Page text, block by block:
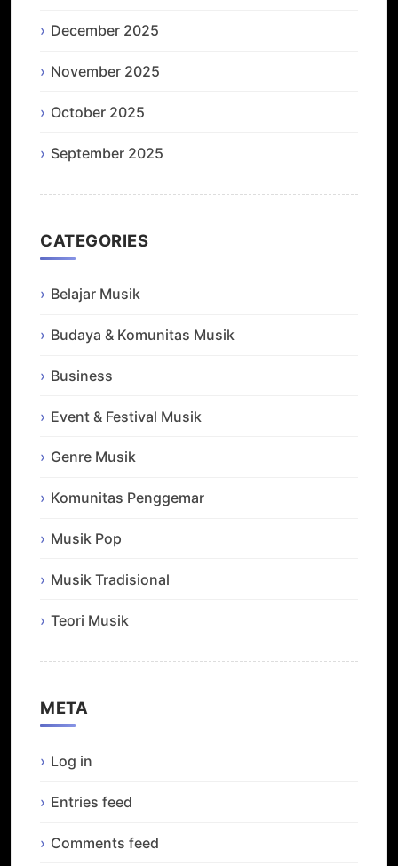
December 2025
November 2025
October 2025
September 2025
CATEGORIES
Belajar Musik
Budaya & Komunitas Musik
Business
Event & Festival Musik
Genre Musik
Komunitas Penggemar
Musik Pop
Musik Tradisional
Teori Musik
META
Log in
Entries feed
Comments feed